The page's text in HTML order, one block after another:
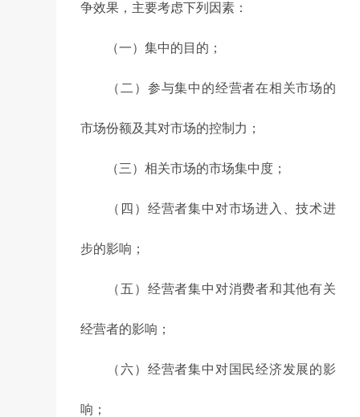
争效果，主要考虑下列因素：
（一）集中的目的；
（二）参与集中的经营者在相关市场的
市场份额及其对市场的控制力；
（三）相关市场的市场集中度；
（四）经营者集中对市场进入、技术进
步的影响；
（五）经营者集中对消费者和其他有关
经营者的影响；
（六）经营者集中对国民经济发展的影
响；